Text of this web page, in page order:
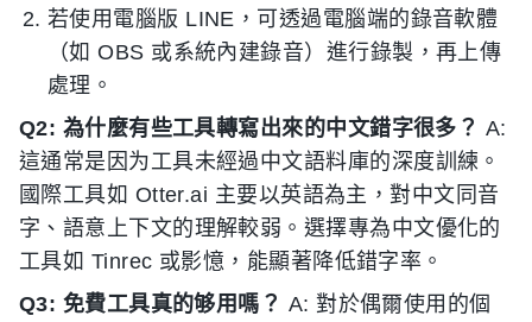
若使用電腦版 LINE，可透過電腦端的錄音軟體
（如 OBS 或系統內建錄音）進行錄製，再上傳
處理。
Q2: 為什麼有些工具轉寫出來的中文錯字很多？ A:
這通常是因为工具未經過中文語料庫的深度訓練。
國際工具如 Otter.ai 主要以英語為主，對中文同音
字、語意上下文的理解較弱。選擇專為中文優化的
工具如 Tinrec 或影憶，能顯著降低錯字率。
Q3: 免費工具真的够用嗎？ A: 對於偶爾使用的個